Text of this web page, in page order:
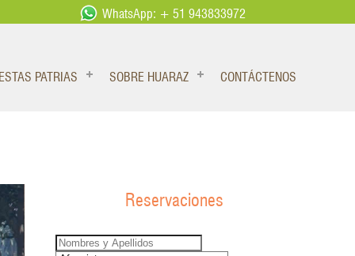
WhatsApp: + 51 943833972
PATRIAS SOBRE HUARAZ CONTÁCTENOS
Reservaciones